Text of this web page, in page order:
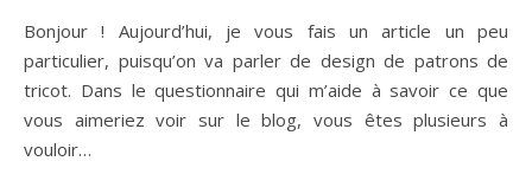
Bonjour ! Aujourd’hui, je vous fais un article un peu
particulier, puisqu’on va parler de design de patrons de
tricot. Dans le questionnaire qui m’aide à savoir ce que
vous aimeriez voir sur le blog, vous êtes plusieurs à
vouloir…